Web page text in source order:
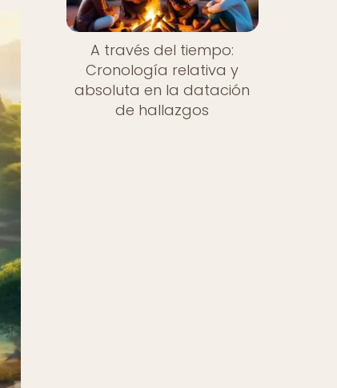
A través del tiempo:
Cronología relativa y
absoluta en la datación
de hallazgos